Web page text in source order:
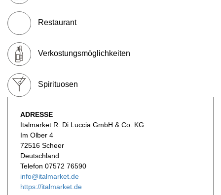
Restaurant
Verkostungsmöglichkeiten
Spirituosen
ADRESSE
Italmarket R. Di Luccia GmbH & Co. KG
Im Olber 4
72516 Scheer
Deutschland
Telefon 07572 76590
info@italmarket.de
https://italmarket.de